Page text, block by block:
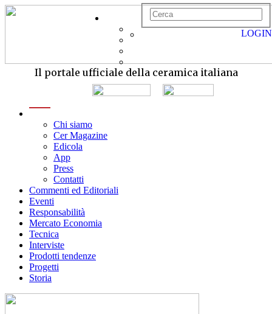
Il portale ufficiale della ceramica italiana
Chi siamo
Cer Magazine
Edicola
App
Press
Contatti
Commenti ed Editoriali
Eventi
Responsabilità
Mercato Economia
Tecnica
Interviste
Prodotti tendenze
Progetti
Storia
LOGIN